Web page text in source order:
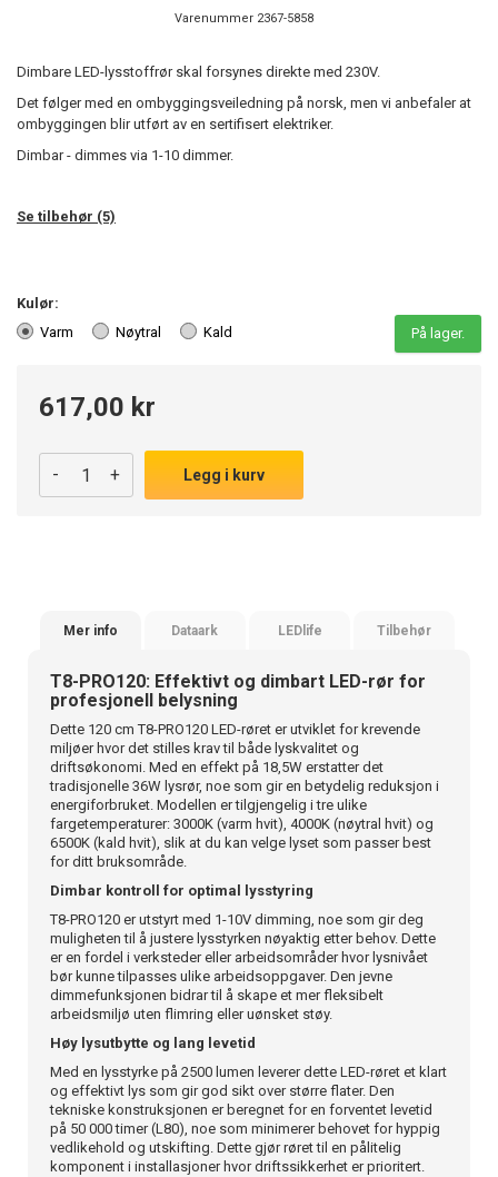
Varenummer 2367-5858
Dimbare LED-lysstoffrør skal forsynes direkte med 230V.
Det følger med en ombyggingsveiledning på norsk, men vi anbefaler at
ombyggingen blir utført av en sertifisert elektriker.
​Dimbar - dimmes via 1-10 dimmer.
Se tilbehør (5)
Kulør:
Varm
Nøytral Kald På lager.
617,00 kr
- + Legg i kurv
Mer info Dataark LEDlife Tilbehør
T8-PRO120: Effektivt og dimbart LED-rør for
profesjonell belysning
Dette 120 cm T8-PRO120 LED-røret er utviklet for krevende
miljøer hvor det stilles krav til både lyskvalitet og
driftsøkonomi. Med en effekt på 18,5W erstatter det
tradisjonelle 36W lysrør, noe som gir en betydelig reduksjon i
energiforbruket. Modellen er tilgjengelig i tre ulike
fargetemperaturer: 3000K (varm hvit), 4000K (nøytral hvit) og
6500K (kald hvit), slik at du kan velge lyset som passer best
for ditt bruksområde.
Dimbar kontroll for optimal lysstyring
T8-PRO120 er utstyrt med 1-10V dimming, noe som gir deg
muligheten til å justere lysstyrken nøyaktig etter behov. Dette
er en fordel i verksteder eller arbeidsområder hvor lysnivået
bør kunne tilpasses ulike arbeidsoppgaver. Den jevne
dimmefunksjonen bidrar til å skape et mer fleksibelt
arbeidsmiljø uten flimring eller uønsket støy.
Høy lysutbytte og lang levetid
Med en lysstyrke på 2500 lumen leverer dette LED-røret et klart
og effektivt lys som gir god sikt over større flater. Den
tekniske konstruksjonen er beregnet for en forventet levetid
på 50 000 timer (L80), noe som minimerer behovet for hyppig
vedlikehold og utskifting. Dette gjør røret til en pålitelig
komponent i installasjoner hvor driftssikkerhet er prioritert.